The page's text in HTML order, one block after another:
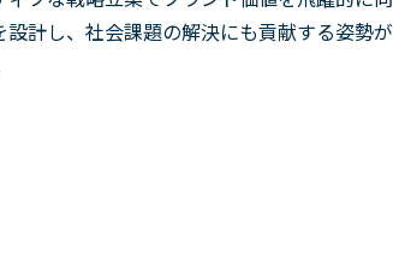
計し、社会課題の解決にも貢献する姿勢が